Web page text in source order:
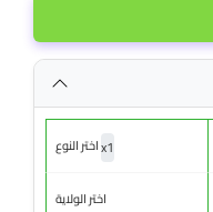
x1 اختر النوع
اختر الولاية